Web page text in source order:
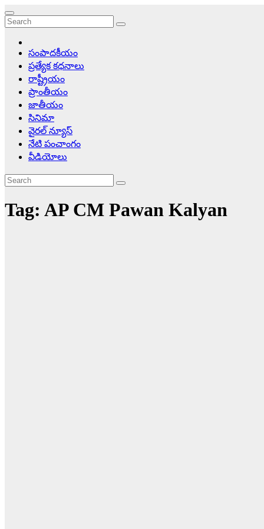
సంపాదకీయం
ప్రత్యేక కధనాలు
రాష్ట్రీయం
ప్రాంతీయం
జాతీయం
సినిమా
వైరల్ న్యూస్
నేటి పంచాంగం
వీడియోలు
Tag: AP CM Pawan Kalyan